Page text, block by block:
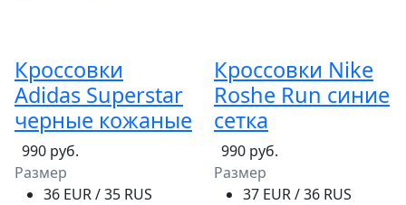
Кроссовки
Adidas Superstar
черные кожаные
990 руб.
Размер
36 EUR / 35 RUS
Кроссовки Nike
Roshe Run синие
сетка
990 руб.
Размер
37 EUR / 36 RUS